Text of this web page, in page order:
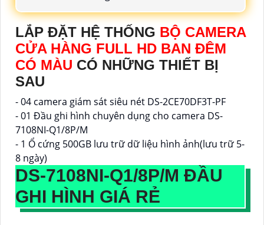
LẮP ĐẶT HỆ THỐNG BỘ CAMERA
CỬA HÀNG FULL HD BAN ĐÊM
CÓ MÀU CÓ NHỮNG THIẾT BỊ
SAU
- 04 camera giám sát siêu nét DS-2CE70DF3T-PF
- 01 Đầu ghi hình chuyên dụng cho camera DS-
7108NI-Q1/8P/M
- 1 Ổ cứng 500GB lưu trữ dữ liệu hình ảnh(lưu trữ 5-
8 ngày)
DS-7108NI-Q1/8P/M ĐẦU
GHI HÌNH GIÁ RẺ